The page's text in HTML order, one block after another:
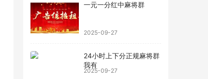
一元一分红中麻将群
2025-09-27
24小时上下分正规麻将群
我有
2025-09-27